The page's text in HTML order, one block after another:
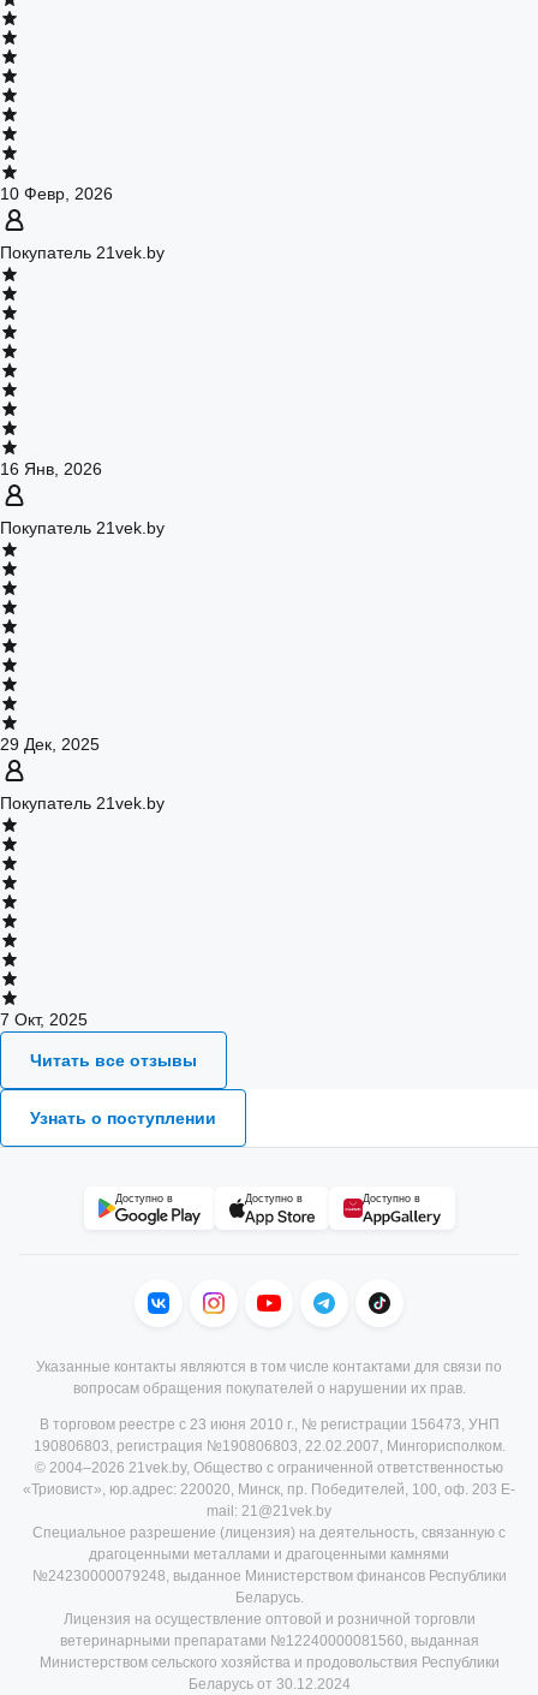
10 Февр, 2026
Покупатель 21vek.by
16 Янв, 2026
Покупатель 21vek.by
29 Дек, 2025
Покупатель 21vek.by
7 Окт, 2025
Читать все отзывы
Узнать о поступлении
Доступно в Доступно в Доступно в
Указанные контакты являются в том числе контактами для связи по
вопросам обращения покупателей о нарушении их прав.
В торговом реестре с 23 июня 2010 г., № регистрации 156473, УНП
190806803, регистрация №190806803, 22.02.2007, Мингорисполком.
© 2004–2026 21vek.by, Общество с ограниченной ответственностью
«Триовист», юр.адрес: 220020, Минск, пр. Победителей, 100, оф. 203 E-
mail: 21@21vek.by
Специальное разрешение (лицензия) на деятельность, связанную с
драгоценными металлами и драгоценными камнями
№24230000079248, выданное Министерством финансов Республики
Беларусь.
Лицензия на осуществление оптовой и розничной торговли
ветеринарными препаратами №12240000081560, выданная
Министерством сельского хозяйства и продовольствия Республики
Беларусь от 30.12.2024